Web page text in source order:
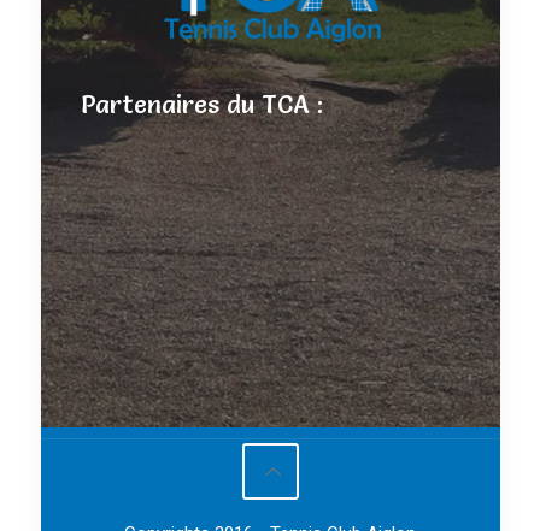
Partenaires du TCA :